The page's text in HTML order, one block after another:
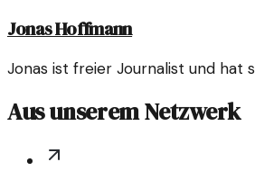
Jonas Hoffmann
Jonas ist freier Journalist und hat
Aus unserem Netzwerk